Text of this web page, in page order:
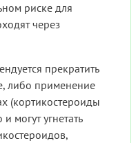
риске для
через
прекратить
либо применение
(кортикостероиды
могут угнетать